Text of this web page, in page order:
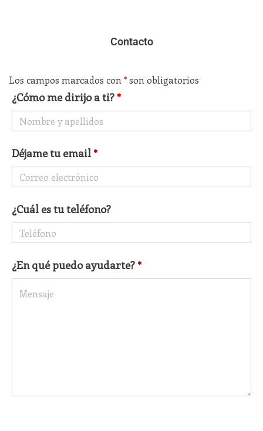
Contacto
Los campos marcados con*son obligatorios
¿Cómo me dirijo a ti?*
Déjame tu email*
¿Cuál es tu teléfono?
¿En qué puedo ayudarte?*